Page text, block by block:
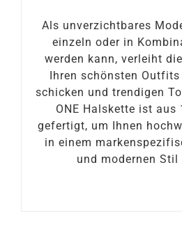
Als unverzichtbares
einzeln oder in
werden kann, verleiht
Ihren schönsten
schicken und trendigen
ONE Halskette ist aus
gefertigt, um Ihnen
in einem
und modernen Stil